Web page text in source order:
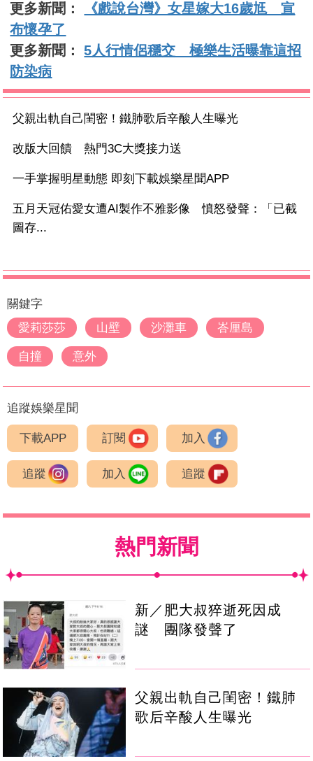
更多新聞：
《戲說台灣》女星嫁大16歲尪 宣
布懷孕了
更多新聞：5人行情侶穩交 極樂生活曝靠這招
防染病
父親出軌自己閨密！鐵肺歌后辛酸人生曝光
改版大回饋 熱門3C大獎接力送
一手掌握明星動態 即刻下載娛樂星聞APP
五月天冠佑愛女遭AI製作不雅影像 憤怒發聲：「已截
圖存...
關鍵字
愛莉莎莎
山壁 沙灘車 峇厘島
自撞 意外
追蹤娛樂星聞
下載APP 訂閱 加入
追蹤 加入 追蹤
熱門新聞
新／肥大叔猝逝死因成
謎 團隊發聲了
父親出軌自己閨密！鐵肺
歌后辛酸人生曝光